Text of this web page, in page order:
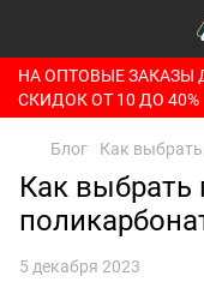
НА ОПТОВЫЕ ЗАКАЗЫ
СКИДОК ОТ 10 ДО 40%
Блог Как
Как выбрать
5 декабря 2023